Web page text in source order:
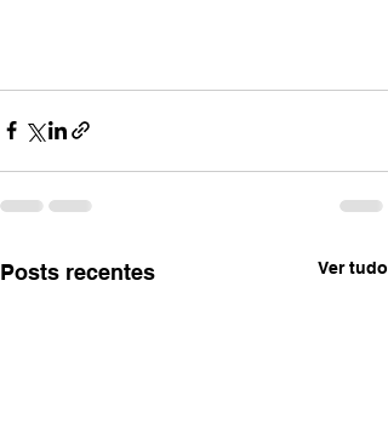
Posts recentes Ver tudo